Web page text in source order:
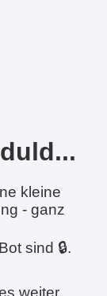
kleine
- ganz
sind 🔒.